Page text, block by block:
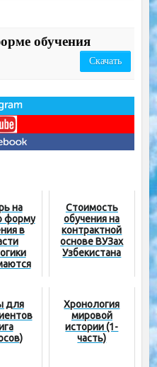
обучения
Скачать
на
форму
в
Стоимость
обучения на
контрактной
основе ВУЗах
Узбекистана
для
Хронология
мировой
истории (1-
часть)